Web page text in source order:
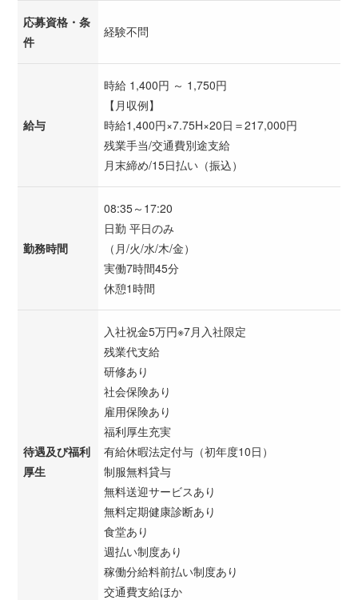
応募資格・条
件
経験不問
給与
時給 1,400円 ～ 1,750円
【月収例】
時給1,400円×7.75H×20日＝217,000円
残業手当/交通費別途支給
月末締め/15日払い（振込）
勤務時間
08:35～17:20
日勤 平日のみ
（月/火/水/木/金）
実働7時間45分
休憩1時間
待遇及び福利
厚生
入社祝金5万円※7月入社限定
残業代支給
研修あり
社会保険あり
雇用保険あり
福利厚生充実
有給休暇法定付与（初年度10日）
制服無料貸与
無料送迎サービスあり
無料定期健康診断あり
食堂あり
週払い制度あり
稼働分給料前払い制度あり
交通費支給ほか